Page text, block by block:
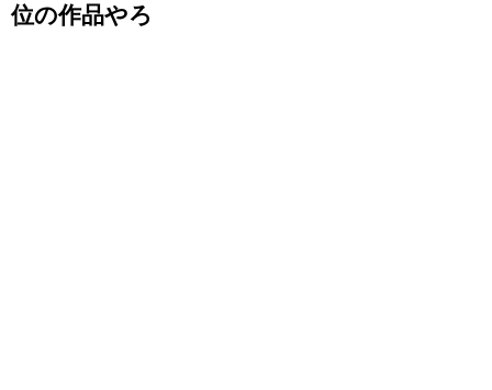
位の作品やろ